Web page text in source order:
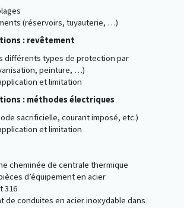
(réservoirs, tuyauterie, …)
: revêtement
différents types de protection par
peinture, …)
et limitation
: méthodes électriques
sacrificielle, courant imposé, etc.)
et limitation
cheminée de centrale thermique
d’équipement en acier
316
de conduites en acier inoxydable dans